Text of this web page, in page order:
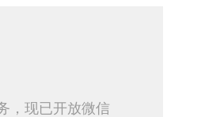
，现已开放微信